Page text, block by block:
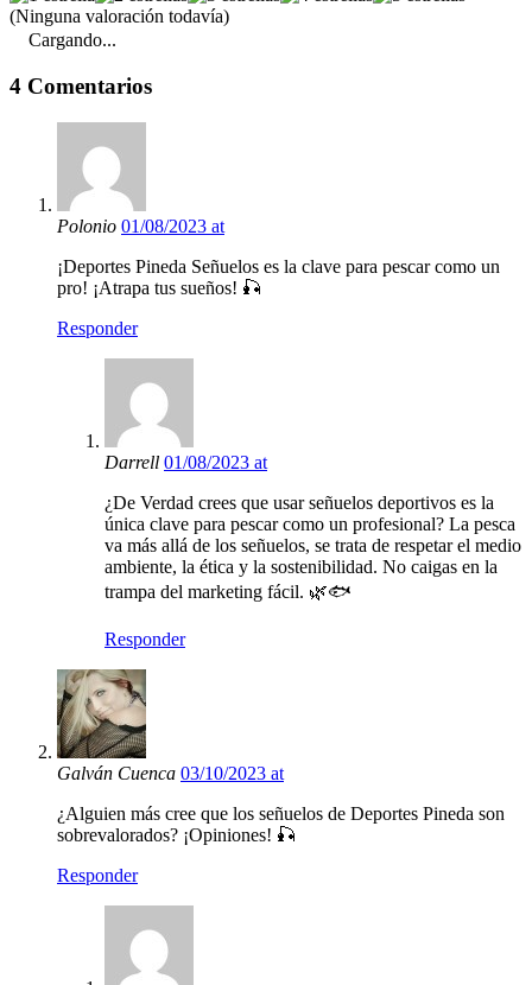
(Ninguna valoración todavía)
Cargando...
4 Comentarios
Polonio 01/08/2023 at
¡Deportes Pineda Señuelos es la clave para pescar como un
pro! ¡Atrapa tus sueños! 🎣
Responder
Darrell 01/08/2023 at
¿De Verdad crees que usar señuelos deportivos es la
única clave para pescar como un profesional? La pesca
va más allá de los señuelos, se trata de respetar el medio
ambiente, la ética y la sostenibilidad. No caigas en la
trampa del marketing fácil. 🌿🐟
Responder
Galván Cuenca 03/10/2023 at
¿Alguien más cree que los señuelos de Deportes Pineda son
sobrevalorados? ¡Opiniones! 🎣
Responder